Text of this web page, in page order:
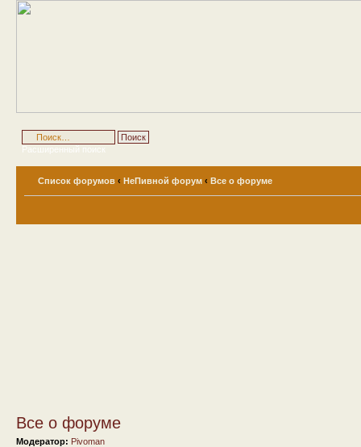
Расширенный поиск
Список форумов ‹ НеПивной форум ‹ Все о форуме
Все о форуме
Модератор: Pivoman